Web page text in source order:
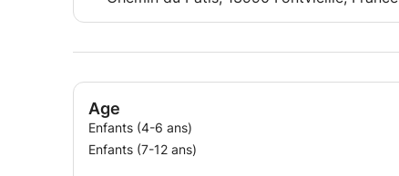
Age
Enfants (4-6 ans)
Enfants (7-12 ans)